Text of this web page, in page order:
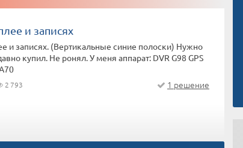
и записях
и записях. (Вертикальные синие полоски) Нужно
купил. Не ронял. У меня аппарат: DVR G98 GPS
2 793 1 решение